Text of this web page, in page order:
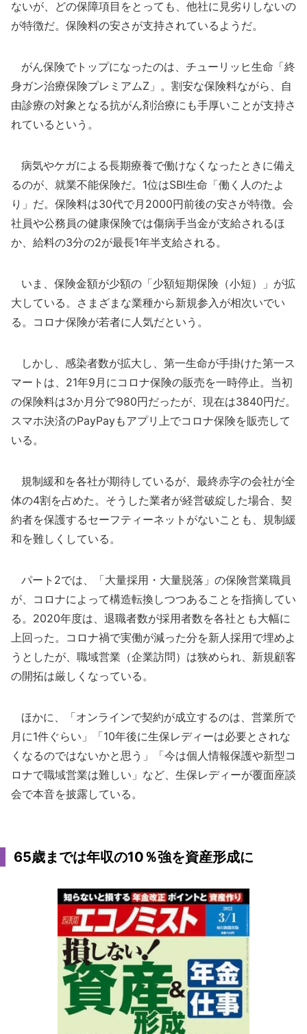
ないが、どの保障項目をとっても、他社に見劣りしないの
が特徴だ。保険料の安さが支持されているようだ。
がん保険でトップになったのは、チューリッヒ生命「終
身ガン治療保険プレミアムZ」。割安な保険料ながら、自
由診療の対象となる抗がん剤治療にも手厚いことが支持さ
れているという。
病気やケガによる長期療養で働けなくなったときに備え
るのが、就業不能保険だ。1位はSBI生命「働く人のたよ
り」だ。保険料は30代で月2000円前後の安さが特徴。会
社員や公務員の健康保険では傷病手当金が支給されるほ
か、給料の3分の2が最長1年半支給される。
いま、保険金額が少額の「少額短期保険（小短）」が拡
大している。さまざまな業種から新規参入が相次いでい
る。コロナ保険が若者に人気だという。
しかし、感染者数が拡大し、第一生命が手掛けた第一ス
マートは、21年9月にコロナ保険の販売を一時停止。当初
の保険料は3か月分で980円だったが、現在は3840円だ。
スマホ決済のPayPayもアプリ上でコロナ保険を販売して
いる。
規制緩和を各社が期待しているが、最終赤字の会社が全
体の4割を占めた。そうした業者が経営破綻した場合、契
約者を保護するセーフティーネットがないことも、規制緩
和を難しくしている。
パート2では、「大量採用・大量脱落」の保険営業職員
が、コロナによって構造転換しつつあることを指摘してい
る。2020年度は、退職者数が採用者数を各社とも大幅に
上回った。コロナ禍で実働が減った分を新人採用で埋めよ
うとしたが、職域営業（企業訪問）は狭められ、新規顧客
の開拓は厳しくなっている。
ほかに、「オンラインで契約が成立するのは、営業所で
月に1件ぐらい」「10年後に生保レディーは必要とされな
くなるのではないかと思う」「今は個人情報保護や新型コ
ロナで職域営業は難しい」など、生保レディーが覆面座談
会で本音を披露している。
65歳までは年収の10％強を資産形成に